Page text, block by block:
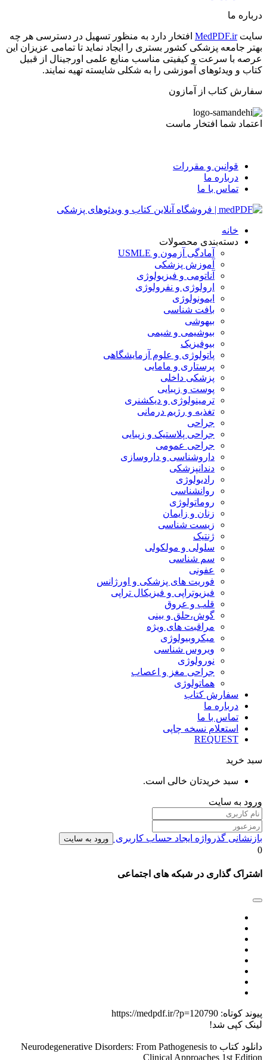
درباره ما
سایتMedPDF.ir افتخار دارد به منظور تسهیل در دسترسی هر چه
بهتر جامعه پزشکی کشور بستری را ایجاد نماید تا تمامی عزیزان این
عرصه با سرعت و کیفیتی مناسب منایع علمی اورجینال از قبیل
کتاب و ویدئوهای آموزشی را به شکلی شایسته تهیه نمایند.
سفارش کتاب از آمازون
اعتماد شما افتخار ماست
قوانین و مقررات
درباره ما
تماس با ما
خانه
دسته‌بندی محصولات
آمادگی آزمون و USMLE
آموزش پزشکی
آناتومی و فیزیولوژی
ارولوژی و نفرولوژی
ایمونولوژی
بافت شناسی
بیهوشی
بیوشیمی و شیمی
بیوفیزیک
پاتولوژی و علوم آزمایشگاهی
پرستاری و مامایی
پزشکی داخلی
پوست و زیبایی
ترمینولوژی و دیکشنری
تغذیه و رژیم درمانی
جراحی
جراحی پلاستیک و زیبایی
جراحی عمومی
داروشناسی و داروسازی
دندانپزشکی
رادیولوژی
روانشناسی
روماتولوژی
زنان و زایمان
زیست شناسی
ژنتیک
سلولی و مولکولی
سم شناسی
عفونی
فوریت های پزشکی و اورژانس
فیزیوتراپی و فیزیکال تراپی
قلب و عروق
گوش،حلق و بینی
مراقبت های ویژه
میکروبیولوژی
ویروس شناسی
نورولوژی
جراحی مغز و اعصاب
هماتولوژی
سفارش کتاب
درباره ما
تماس با ما
استعلام نسخه چاپی
REQUEST
سبد خرید
سبد خریدتان خالی است.
ورود به سایت
بازنشانی گذرواژه ایجاد حساب کاربری ورود به سایت
0
اشتراک گذاری در شبکه های اجتماعی
پیوند کوتاه: https://medpdf.ir/?p=120790
لینک کپی شد!
دانلود کتاب Neurodegenerative Disorders: From Pathogenesis to
Clinical Approaches 1st Edition